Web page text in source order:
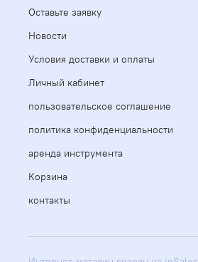
Оставьте заявку
Новости
Условия доставки и оплаты
Личный кабинет
пользовательское соглашение
политика конфиденциальности
аренда инструмента
Корзина
контакты